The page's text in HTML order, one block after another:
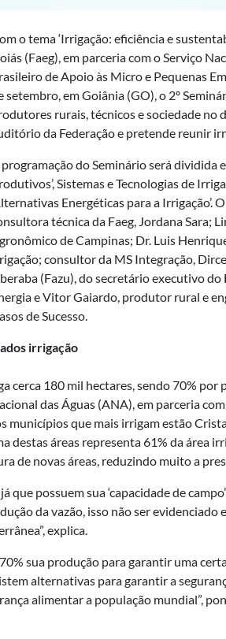
o tema ‘Irrigação: eficiência e
(Faeg), em parceria com o Serviço
de Apoio às Micro e Pequenas
setembro, em Goiânia (GO), o 2º
rurais, técnicos e sociedade no
da Federação e pretende reunir
programação do Seminário será
Sistemas e Tecnologias de
Energéticas para a
técnica da Faeg, Jordana Sara;
de Campinas; Dr. Luis
consultor da MS Integração,
(Fazu), do secretário executivo
e Vitor Gaiardo, produtor rural e
de Sucesso.
irrigação
cerca 180 mil hectares, sendo 70%
das Águas (ANA), em parceria
que mais irrigam estão
destas áreas representa 61% da área
de novas áreas, reduzindo muito a
possuem sua ‘capacidade de
da vazão, isso não ser evidenciado
explica.
sua produção para garantir uma
alternativas para garantir a
alimentar a população mundial”,